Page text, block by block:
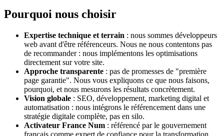
Pourquoi nous choisir
Expertise technique et terrain : nous sommes développeurs
web avant d'être référenceurs. Nous ne nous contentons pas
de recommander : nous implémentons les optimisations
directement sur votre site.
Approche transparente : pas de promesses de "première
page garantie". Nous vous expliquons ce que nous faisons,
pourquoi, et nous mesurons les résultats concrètement.
Vision globale : SEO, développement, marketing digital et
automatisation : nous intégrons le référencement dans une
stratégie digitale complète, pas en silo.
Activateur France Num : référencé par le gouvernement
français comme expert de confiance pour la transformation